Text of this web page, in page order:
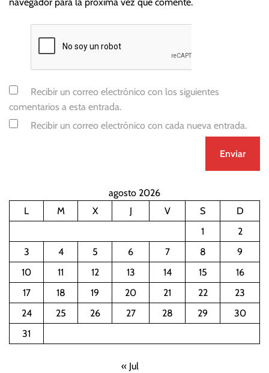
Recibir un correo electrónico con los siguientes
comentarios a esta entrada.
Recibir un correo electrónico con cada nueva entrada.
agosto 2026
L
M X J V S
D
1
2
3
4 5 6 7 8
9
10
11 12 13 14 15
16
17
18 19 20 21 22
23
24
25 26 27 28 29
30
31
« Jul